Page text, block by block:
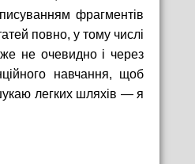
фрагментів
повно, у тому числі
не очевидно і через
навчання, щоб
легких шляхів — я